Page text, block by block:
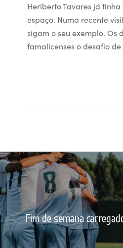
Heriberto Tavares já
espaço. Numa recente
sigam o seu exemplo.
famalicenses o desafio
Fim de semana